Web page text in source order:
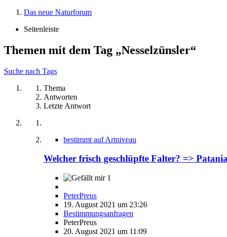
Das neue Naturforum
Seitenleiste
Themen mit dem Tag „Nesselzünsler“
Suche nach Tags
Thema
Antworten
Letzte Antwort
bestimmt auf Artniveau
Welcher frisch geschlüpfte Falter? =>
1
PeterPreus
19. August 2021 um 23:26
Bestimmungsanfragen
PeterPreus
20. August 2021 um 11:09